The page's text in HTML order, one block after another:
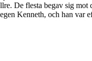
De flesta begav sig mot
Kenneth, och han var